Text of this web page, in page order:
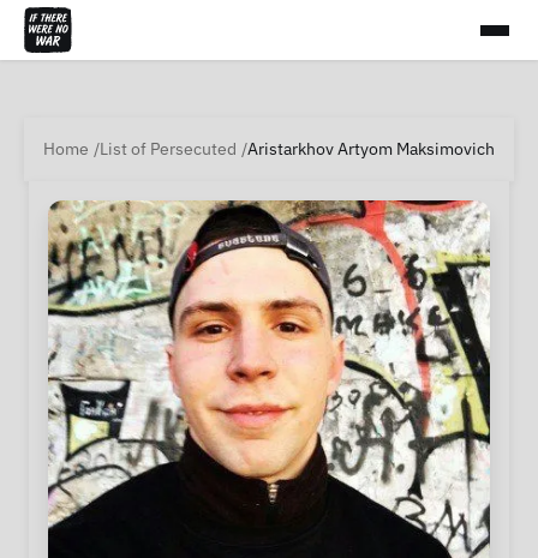
Home List of Persecuted Aristarkhov Artyom Maksimovich